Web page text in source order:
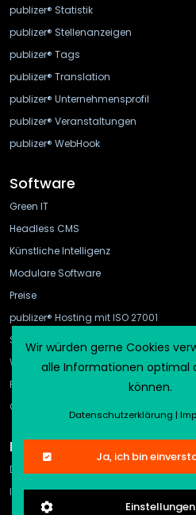
publizer® Statistik
publizer® Stellenanzeigen
publizer® Tags
publizer® Translation
publizer® Unternehmensprofil
publizer® Veranstaltungen
publizer® WebHook
Software
Green IT
Headless CMS
Künstliche Intelligenz
Modulare Software
Preise
publizer® Hosting mit ISO 27001
Schnittstellen
WebHook und API Gateway
FAQ
CMS-Vergleich
Rechtliches
Datenschutz
Impressum
Wir würden gerne Cookies
alle Informationen optimal
können.
Datenschutzerklärung |
Ja, ich bin
Einstellungen